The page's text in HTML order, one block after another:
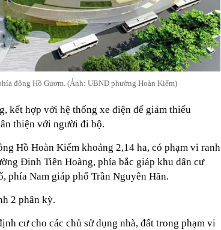
đông Hồ Gươm. (Ảnh: UBND phường Hoàn Kiếm)
kết hợp với hệ thống xe điện để giảm thiểu
thiện với người đi bộ.
Hồ Hoàn Kiếm khoảng 2,14 ha, có phạm vi ranh
Đinh Tiên Hoàng, phía bắc giáp khu dân cư
phía Nam giáp phố Trần Nguyên Hãn.
2 phân kỳ.
cư cho các chủ sử dụng nhà, đất trong phạm vi